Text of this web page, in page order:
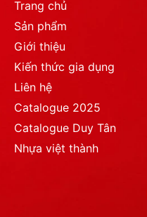
Trang chủ
Sản phẩm
Giới thiệu
Kiến thức gia dụng
Liên hệ
Catalogue 2025
Catalogue Duy Tân
Nhựa việt thành